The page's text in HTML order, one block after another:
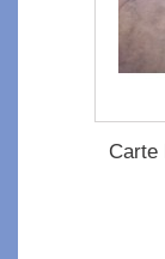
Carte